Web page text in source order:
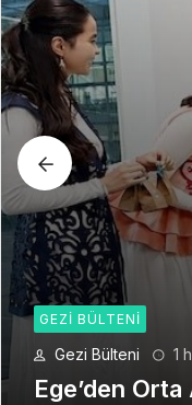
GEZI BÜLTENI
Gezi Bülteni
Seyahat
Dönem